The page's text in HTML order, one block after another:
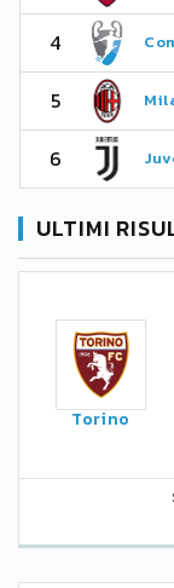
4
5
6
ULTIMI
Torino